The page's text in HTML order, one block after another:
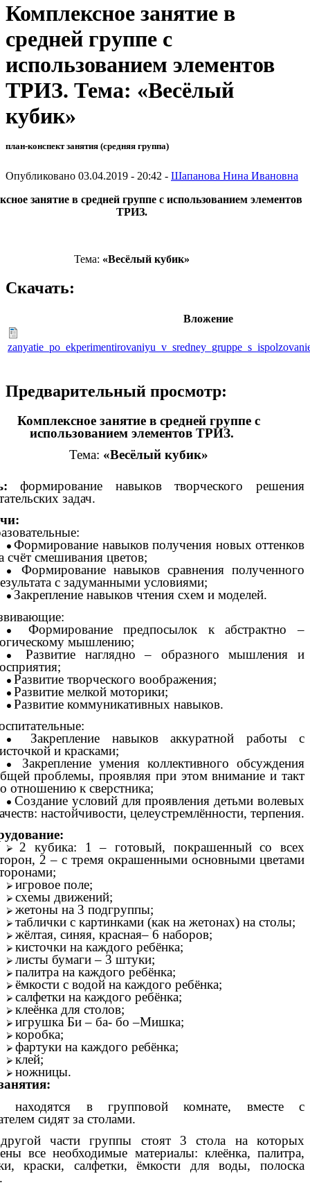
Комплексное занятие в
средней группе с
использованием элементов
ТРИЗ. Тема: «Весёлый
кубик»
план-конспект занятия (средняя группа)
Опубликовано 03.04.2019 - 20:42 - Шапанова Нина Ивановна
занятие в средней группе с использованием элементов
ТРИЗ.
Тема: «Весёлый кубик»
Скачать:
Вложение
Предварительный просмотр:
Комплексное занятие в средней группе с
использованием элементов ТРИЗ.
Тема: «Весёлый кубик»
формирование навыков творческого решения
задач.
Формирование навыков получения новых оттенков
счёт смешивания цветов;
Формирование навыков сравнения полученного
с задуманными условиями;
Закрепление навыков чтения схем и моделей.
Формирование предпосылок к абстрактно –
мышлению;
Развитие наглядно – образного мышления и
Развитие творческого воображения;
Развитие мелкой моторики;
Развитие коммуникативных навыков.
Закрепление навыков аккуратной работы с
и красками;
Закрепление умения коллективного обсуждения
проблемы, проявляя при этом внимание и такт
отношению к сверстника;
Создание условий для проявления детьми волевых
настойчивости, целеустремлённости, терпения.
2 кубика: 1 – готовый, покрашенный со всех
2 – с тремя окрашенными основными цветами
игровое поле;
схемы движений;
жетоны на 3 подгруппы;
таблички с картинками (как на жетонах) на столы;
жёлтая, синяя, красная– 6 наборов;
кисточки на каждого ребёнка;
листы бумаги – 3 штуки;
палитра на каждого ребёнка;
ёмкости с водой на каждого ребёнка;
салфетки на каждого ребёнка;
клеёнка для столов;
игрушка Би – ба- бо –Мишка;
коробка;
фартуки на каждого ребёнка;
клей;
ножницы.
находятся в групповой комнате, вместе с
сидят за столами.
части группы стоят 3 стола на которых
все необходимые материалы: клеёнка, палитра,
краски, салфетки, ёмкости для воды, полоска